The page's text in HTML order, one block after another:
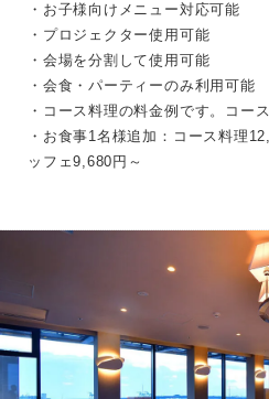
・お子様向けメニュー対応可能
・プロジェクター使用可能
・会場を分割して使用可能
・会食・パーティーのみ利用可能
・コース料理の料金例です。コー
・お食事1名様追加：コース料理
ッフェ9,680円～